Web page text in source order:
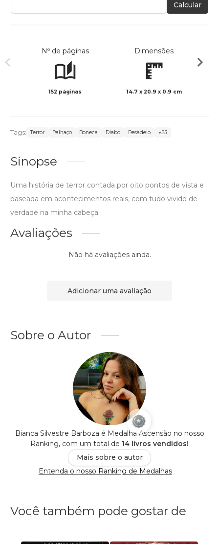
Calcular
Nº de páginas
152 páginas
Dimensões
14.7 x 20.9 x 0.9 cm
Tags: Terror Palhaço Boneca Diabo Pesadelo +23
Sinopse
Uma história de terror contada por oito pontos de vista e
baseada em acontecimentos reais, com tudo vivido de
verdade na minha cabeça.
Avaliações
Não há avaliações ainda.
Adicionar uma avaliação
Sobre o Autor
Bianca Silvestre Barboza é Medalha Ascensão no nosso
Ranking, com um total de 14 livros vendidos!
Mais sobre o autor
Entenda o nosso Ranking de Medalhas
Você também pode gostar de